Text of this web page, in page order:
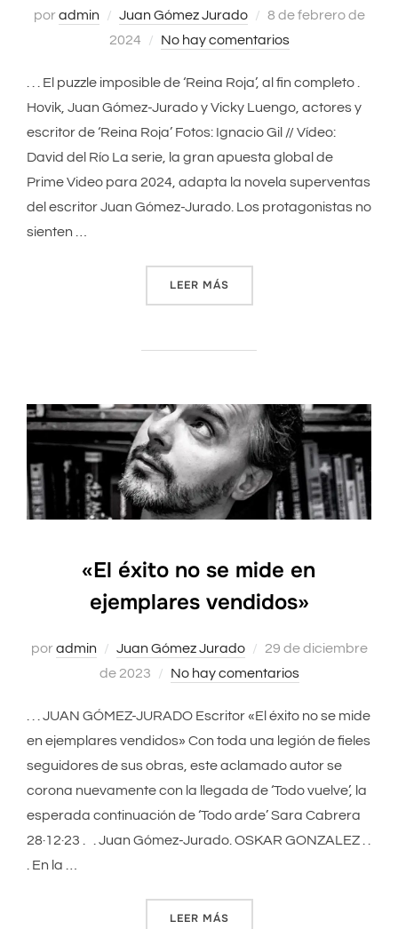
poradmin Juan Gómez Jurado
Publicado
el
8 de febrero de
2024
No hay comentarios
. . . El puzzle imposible de ‘Reina Roja’, al fin completo .
Hovik, Juan Gómez-Jurado y Vicky Luengo, actores y
escritor de ‘Reina Roja’ Fotos: Ignacio Gil // Vídeo:
David del Río La serie, la gran apuesta global de
Prime Video para 2024, adapta la novela superventas
del escritor Juan Gómez-Jurado. Los protagonistas no
sienten …
LEER MÁS
«El éxito no se mide en
ejemplares vendidos»
poradmin Juan Gómez Jurado
Publicado
el
29 de diciembre
de 2023
No hay comentarios
. . . JUAN GÓMEZ-JURADO Escritor «El éxito no se mide
en ejemplares vendidos» Con toda una legión de fieles
seguidores de sus obras, este aclamado autor se
corona nuevamente con la llegada de ‘Todo vuelve’, la
esperada continuación de ‘Todo arde’ Sara Cabrera
28·12·23 . . Juan Gómez-Jurado. OSKAR GONZALEZ . .
. En la …
LEER MÁS